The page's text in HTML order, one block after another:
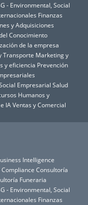
- Environmental, Social
Finanzas
y Adquisiciones
Conocimiento
de la empresa
Transporte Marketing y
y eficiencia Prevención
Empresarial Salud
Humanos y
IA Ventas y Comercial
Intelligence
Compliance Consultoría
Funeraria
- Environmental, Social
Finanzas